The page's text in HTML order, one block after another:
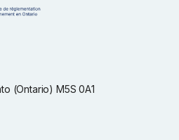
(Ontario) M5S 0A1